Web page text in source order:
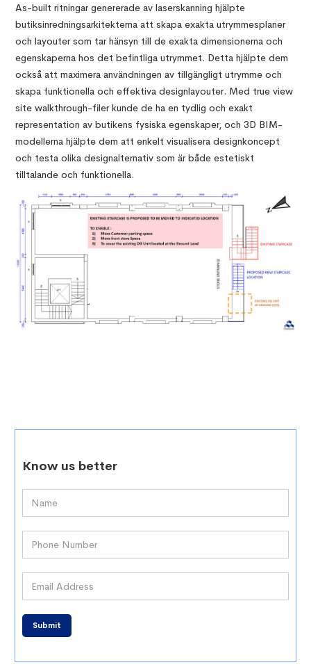
As-built ritningar genererade av laserskanning hjälpte
butiksinredningsarkitekterna att skapa exakta utrymmesplaner
och layouter som tar hänsyn till de exakta dimensionerna och
egenskaperna hos det befintliga utrymmet. Detta hjälpte dem
också att maximera användningen av tillgängligt utrymme och
skapa funktionella och effektiva designlayouter. Med true view
site walkthrough-filer kunde de ha en tydlig och exakt
representation av butikens fysiska egenskaper, och 3D BIM-
modellerna hjälpte dem att enkelt visualisera designkoncept
och testa olika designalternativ som är både estetiskt
tilltalande och funktionella.
Know us better